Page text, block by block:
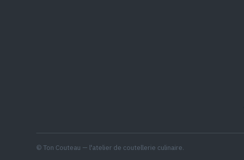
© Ton Couteau — l'atelier de coutellerie culinaire.